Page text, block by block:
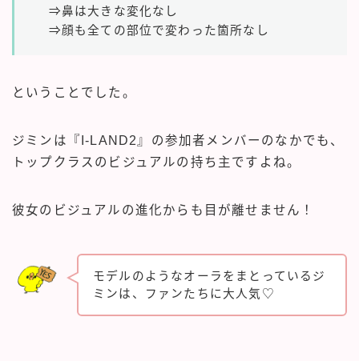
⇒鼻は大きな変化なし
⇒顔も全ての部位で変わった箇所なし
ということでした。
ジミンは『I-LAND2』の参加者メンバーのなかでも、
トップクラスのビジュアルの持ち主ですよね。
彼女のビジュアルの進化からも目が離せません！
モデルのようなオーラをまとっているジ
ミンは、ファンたちに大人気♡